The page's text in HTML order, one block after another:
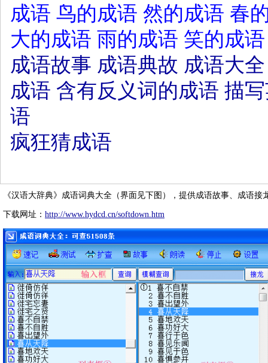
成语 鸟的成语 然的成语 春
大的成语 雨的成语 笑的成语
成语故事 成语典故 成语大全
成语 含有反义词的成语 描
语
疯狂猜成语
《汉语大辞典》成语词典大全（界面见下图），提供成语故事、成语接
下载网址： http://www.hydcd.cn/softdown.htm